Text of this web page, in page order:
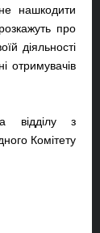
нашкодити
про
діяльності
отримувачів
відділу з
Комітету